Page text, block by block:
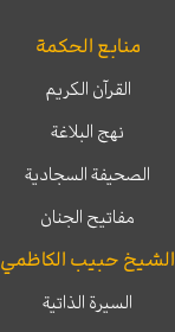
منابع الحكمة
القرآن الكريم
نهج البلاغة
الصحيفة السجادية
مفاتيح الجنان
الشيخ حبيب الكاظمي
السيرة الذاتية